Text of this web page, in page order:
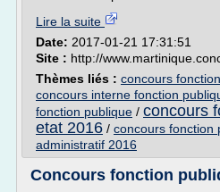
Lire la suite
Date: 2017-01-21 17:31:51
Site : http://
Thèmes liés : concours
concours interne fonction
fonction publique / concours
etat 2016 / concours fonction
administratif 2016
Concours fonction